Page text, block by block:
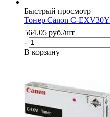
Быстрый просмотр
Тонер Canon C-EXV30Y
564.05 руб./шт
-
В корзину